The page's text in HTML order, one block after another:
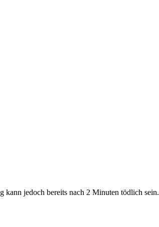
kann jedoch bereits nach 2 Minuten tödlich sein.